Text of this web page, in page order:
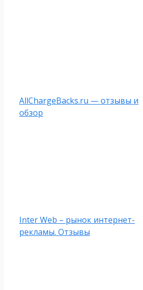
AllChargeBacks.ru — отзывы и
обзор
Inter Web – рынок интернет-
рекламы. Отзывы